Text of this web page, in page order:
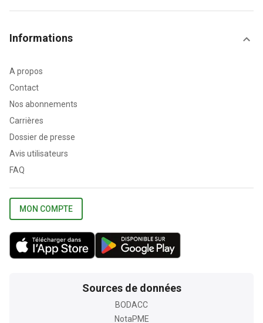
Informations
A propos
Contact
Nos abonnements
Carrières
Dossier de presse
Avis utilisateurs
FAQ
MON COMPTE
Sources de données
BODACC
NotaPME